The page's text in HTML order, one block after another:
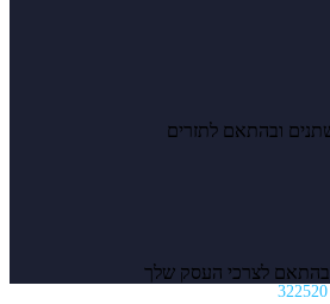
ובהתאם לתזרים
בהתאם לצרכי העסק שלך